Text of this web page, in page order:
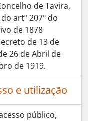
de Tavira,
artº 207º do
de 1878
de 13 de
26 de Abril de
de 1919.
e utilização
público,